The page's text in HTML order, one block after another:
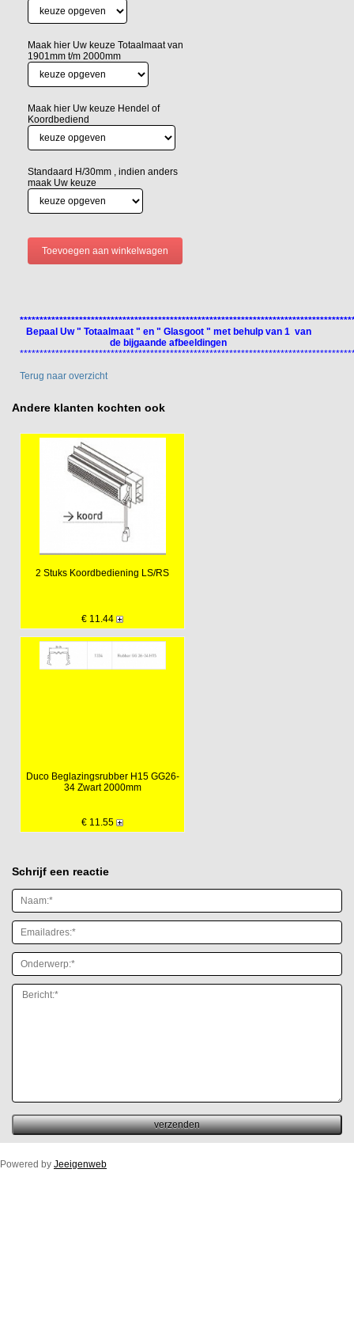
Maak hier Uw keuze Totaalmaat van
1901mm t/m 2000mm
Maak hier Uw keuze Hendel of
Koordbediend
Standaard H/30mm , indien anders
maak Uw keuze
Bepaal Uw " Totaalmaat " en " Glasgoot " met behulp van 1 van
de bijgaande afbeeldingen
Terug naar overzicht
Andere klanten kochten ook
2 Stuks Koordbediening LS/RS
€ 11.44
Duco Beglazingsrubber H15 GG26-
34 Zwart 2000mm
€ 11.55
Schrijf een reactie
Powered by Jeeigenweb